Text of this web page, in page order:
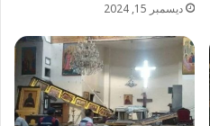
ديسمبر 15, 2024